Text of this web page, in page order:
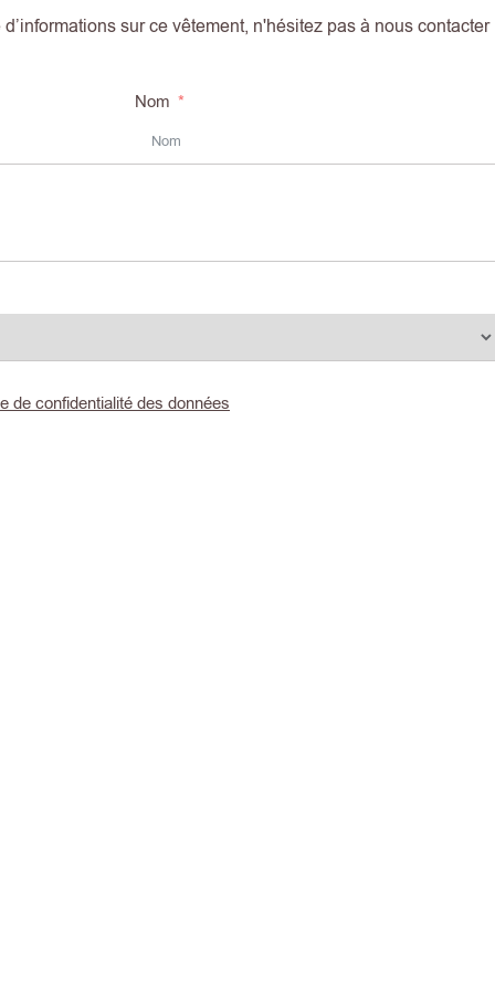
sur ce vêtement, n'hésitez pas à nous contacter
Nom
de confidentialité des données